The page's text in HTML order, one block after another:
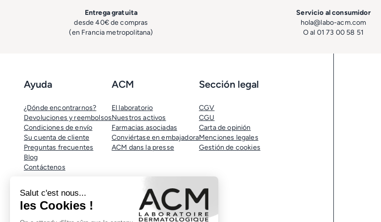
Entrega gratuita
desde 40€ de compras
(en Francia metropolitana)
Servicio al consumidor
hola@labo-acm.com
O al 01 73 00 58 51
Ayuda
¿Dónde encontrarnos?
Devoluciones y reembolsos
Condiciones de envío
Su cuenta de cliente
Preguntas frecuentes
Blog
Contáctenos
ACM
El laboratorio
Nuestros activos
Farmacias asociadas
Conviértase en embajadora
ACM dans la presse
Sección legal
CGV
CGU
Carta de opinión
Menciones legales
Gestión de cookies
Síganos